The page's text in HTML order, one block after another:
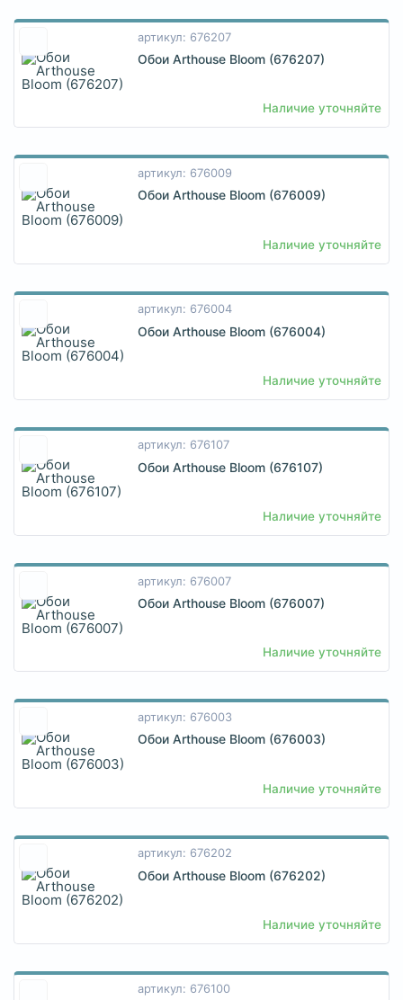
артикул: 676207
Обои Arthouse Bloom (676207)
Наличие уточняйте
артикул: 676009
Обои Arthouse Bloom (676009)
Наличие уточняйте
артикул: 676004
Обои Arthouse Bloom (676004)
Наличие уточняйте
артикул: 676107
Обои Arthouse Bloom (676107)
Наличие уточняйте
артикул: 676007
Обои Arthouse Bloom (676007)
Наличие уточняйте
артикул: 676003
Обои Arthouse Bloom (676003)
Наличие уточняйте
артикул: 676202
Обои Arthouse Bloom (676202)
Наличие уточняйте
артикул: 676100